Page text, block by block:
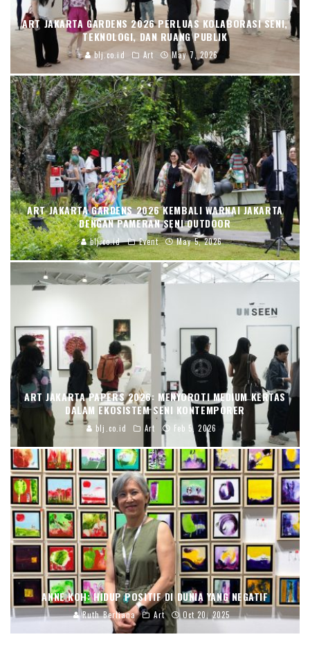
ART JAKARTA GARDENS 2026 PERLUAS KOLABORASI SENI,
TEKNOLOGI, DAN RUANG PUBLIK
blj.co.id Art May 7, 2026
ART JAKARTA GARDENS 2026 KEMBALI WARNAI JAKARTA
DENGAN PAMERAN SENI OUTDOOR
blj.co.id Event May 5, 2026
ART JAKARTA PAPERS 2026: MENYOROTI MEDIUM KERTAS
DALAM EKOSISTEM SENI KONTEMPORER
blj.co.id Art Feb 5, 2026
ANNE KOH: HIDUP POSITIF DI DUNIA YANG NEGATIF
Ruth Berliana Art Oct 20, 2025